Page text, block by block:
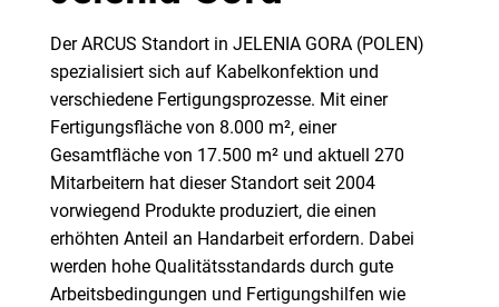
Der ARCUS Standort in JELENIA GORA (POLEN)
spezialisiert sich auf Kabelkonfektion und
verschiedene Fertigungsprozesse. Mit einer
Fertigungsfläche von 8.000 m², einer
Gesamtfläche von 17.500 m² und aktuell 270
Mitarbeitern hat dieser Standort seit 2004
vorwiegend Produkte produziert, die einen
erhöhten Anteil an Handarbeit erfordern. Dabei
werden hohe Qualitätsstandards durch gute
Arbeitsbedingungen und Fertigungshilfen wie